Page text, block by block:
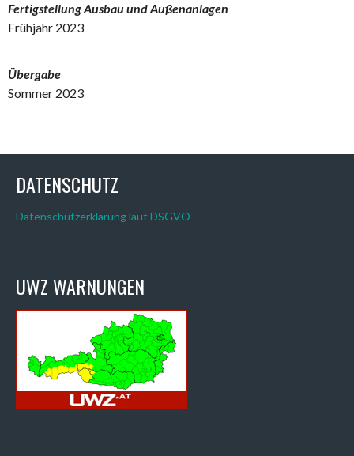
Fertigstellung Ausbau und Außenanlagen
Frühjahr 2023
Übergabe
Sommer 2023
DATENSCHUTZ
Datenschutzerklärung laut DSGVO
UWZ WARNUNGEN